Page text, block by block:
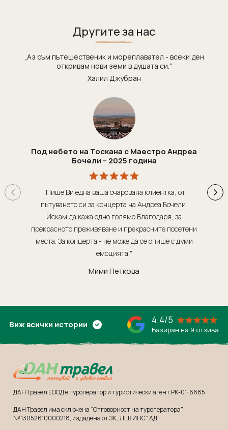
Другите за нас
„Аз съм пътешественик и мореплавател - всеки ден
откривам нови земи в душата си.“
Халил Джубран
Под небето на Тоскана с Маестро Андреа
Бочели – 2025 година
"Пише Ви една ваша очарована клиентка, от
пътуването си за концерта на Андреа Бочели.
Искам да кажа едно голямо Благодаря, за
прекрасното преживяване и прекрасните посетени
места. За концерта - не може да се опише с думи
емоцията."
Мими Петкова
Виж всички истории 4.4/5
Базиран на 9 отзива
ДАН Травел ЕООД е туроператор и туристически агент РК-01-6685
ДАН Травел има сключена “Отговорност на туроператора”
№ 13052610000218, издадена от ЗК „ЛЕВ ИНС” АД